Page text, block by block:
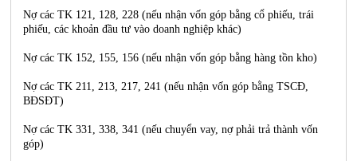
Nợ các TK 121, 128, 228 (nếu nhận vốn góp bằng cổ phiếu, trái
phiếu, các khoản đầu tư vào doanh nghiệp khác)
Nợ các TK 152, 155, 156 (nếu nhận vốn góp bằng hàng tồn kho)
Nợ các TK 211, 213, 217, 241 (nếu nhận vốn góp bằng TSCĐ,
BĐSĐT)
Nợ các TK 331, 338, 341 (nếu chuyển vay, nợ phải trả thành vốn
góp)